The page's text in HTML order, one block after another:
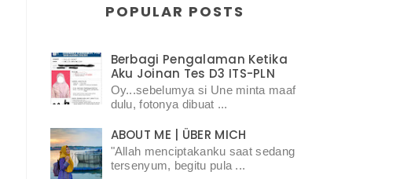
POPULAR POSTS
Berbagi Pengalaman Ketika
Aku Joinan Tes D3 ITS-PLN
Oy...sebelumya si Une minta maaf
dulu, fotonya dibuat ...
ABOUT ME | ÜBER MICH
"Allah menciptakanku saat sedang
tersenyum, begitu pula ...